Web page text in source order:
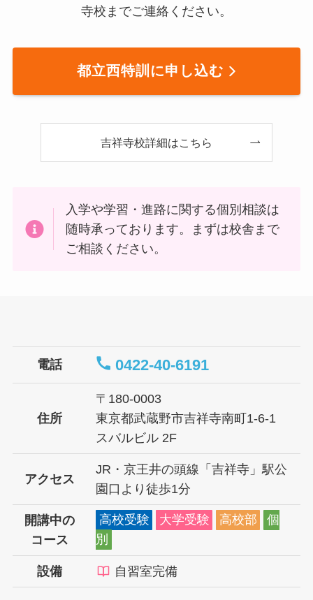
寺校までご連絡ください。
都立西特訓に申し込む
吉祥寺校詳細はこちら
入学や学習・進路に関する個別相談は
随時承っております。まずは校舎まで
ご相談ください。
電話 0422-40-6191
住所
〒180-0003
東京都武蔵野市吉祥寺南町1-6-1
スバルビル 2F
アクセス
JR・京王井の頭線「吉祥寺」駅公
園口より徒歩1分
開講中の
コース
高校受験 大学受験 高校部
個
別
設備 自習室完備